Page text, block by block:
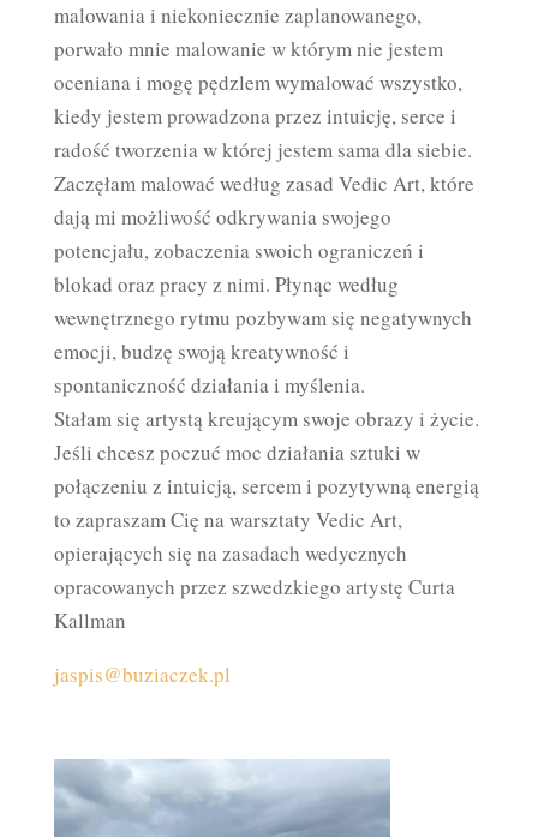
malowania i niekoniecznie zaplanowanego,
porwało mnie malowanie w którym nie jestem
oceniana i mogę pędzlem wymalować wszystko,
kiedy jestem prowadzona przez intuicję, serce i
radość tworzenia w której jestem sama dla siebie.
Zaczęłam malować według zasad Vedic Art, które
dają mi możliwość odkrywania swojego
potencjału, zobaczenia swoich ograniczeń i
blokad oraz pracy z nimi. Płynąc według
wewnętrznego rytmu pozbywam się negatywnych
emocji, budzę swoją kreatywność i
spontaniczność działania i myślenia.
Stałam się artystą kreującym swoje obrazy i życie.
Jeśli chcesz poczuć moc działania sztuki w
połączeniu z intuicją, sercem i pozytywną energią
to zapraszam Cię na warsztaty Vedic Art,
opierających się na zasadach wedycznych
opracowanych przez szwedzkiego artystę Curta
Kallman
jaspis@buziaczek.pl